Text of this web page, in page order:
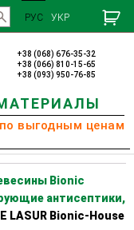
РУС УКР
+38 (068) 676-35-32
+38 (066) 810-15-65
+38 (093) 950-76-85
выгодным ценам
Bionic
антисептики,
LASUR Bionic-House